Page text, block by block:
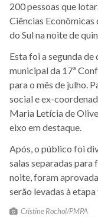
200 pessoas que
Ciências Econômicas
do Sul na noite de
Esta foi a segunda
municipal da 17ª
para o mês de julho.
social e ex-
Maria Letícia de
eixo em destaque.
Após, o público foi
salas separadas
noite, foram
serão levadas à
Cristine Rochol/PMPA